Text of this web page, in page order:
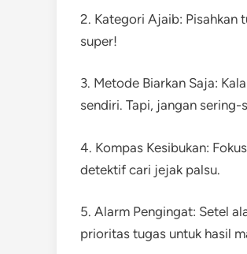
2. Kategori Ajaib: Pisahkan
super!
3. Metode Biarkan Saja:
sendiri. Tapi, jangan sering-
4. Kompas Kesibukan:
detektif cari jejak palsu.
5. Alarm Pengingat: Setel
prioritas tugas untuk hasil